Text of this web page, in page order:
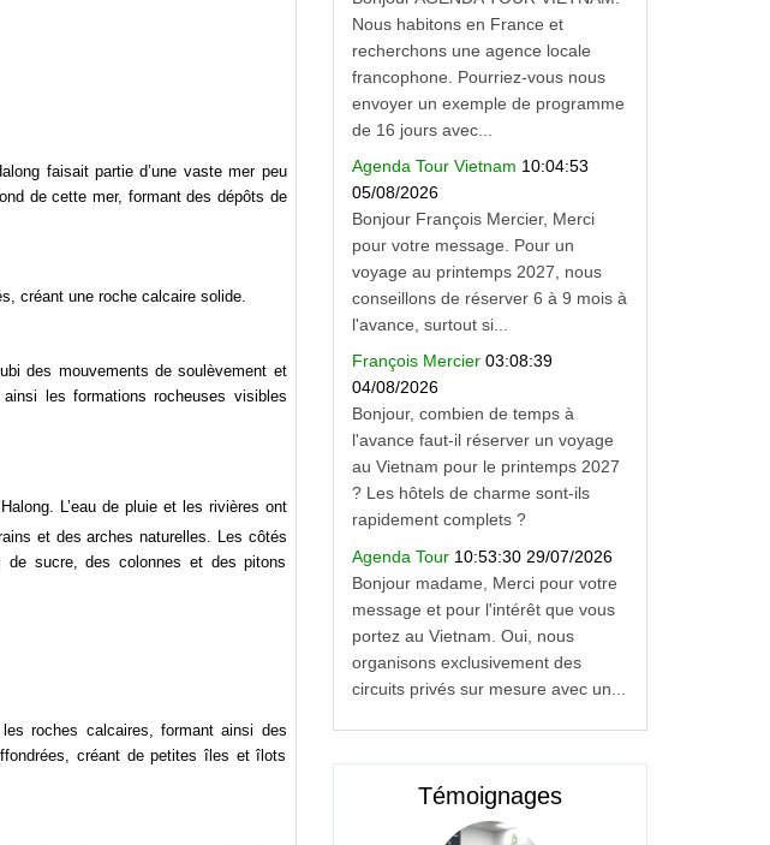
faisait partie d’une vaste mer peu
de cette mer, formant des dépôts de
créant une roche calcaire solide.
des mouvements de soulèvement et
les formations rocheuses visibles
L’eau de pluie et les rivières ont
et des arches naturelles. Les côtés
de sucre, des colonnes et des pitons
roches calcaires, formant ainsi des
créant de petites îles et îlots
Nous habitons en France et
recherchons une agence locale
francophone. Pourriez-vous nous
envoyer un exemple de programme
de 16 jours avec...
Agenda Tour Vietnam 10:04:53
05/08/2026
Bonjour François Mercier, Merci
pour votre message. Pour un
voyage au printemps 2027, nous
conseillons de réserver 6 à 9 mois à
l'avance, surtout si...
François Mercier 03:08:39
04/08/2026
Bonjour, combien de temps à
l'avance faut-il réserver un voyage
au Vietnam pour le printemps 2027
? Les hôtels de charme sont-ils
rapidement complets ?
Agenda Tour 10:53:30 29/07/2026
Bonjour madame, Merci pour votre
message et pour l'intérêt que vous
portez au Vietnam. Oui, nous
organisons exclusivement des
circuits privés sur mesure avec un...
Témoignages